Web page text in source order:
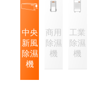
中央
新風
除濕
機
商用
除濕
機
工業
除濕
機